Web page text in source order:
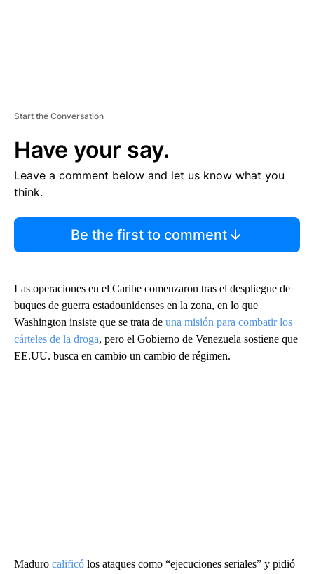
Start the Conversation
Have your say.
Leave a comment below and let us know what you
think.
Be the first to comment
Las operaciones en el Caribe comenzaron tras el despliegue de
buques de guerra estadounidenses en la zona, en lo que
Washington insiste que se trata de una misión para combatir los
cárteles de la droga, pero el Gobierno de Venezuela sostiene que
EE.UU. busca en cambio un cambio de régimen.
Maduro calificó los ataques como “ejecuciones seriales” y pidió